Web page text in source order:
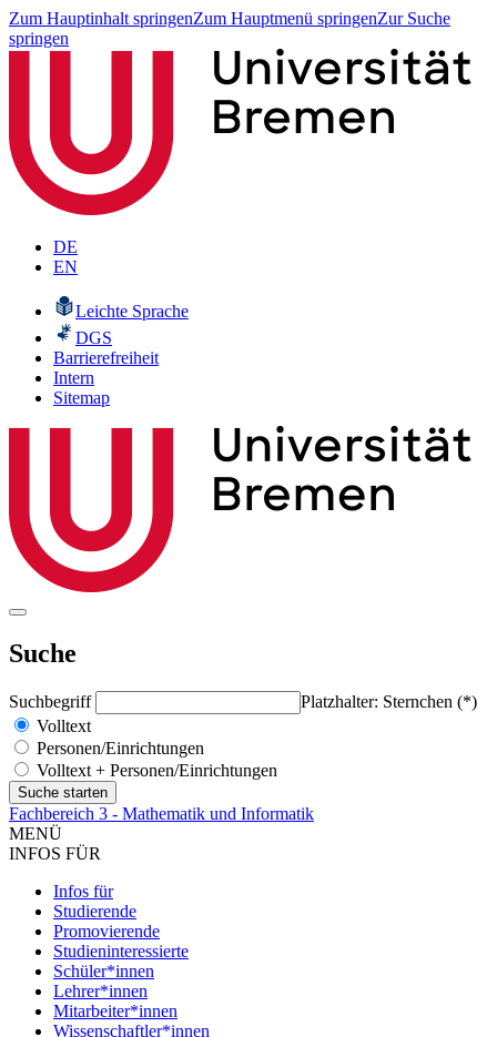
Zum Hauptinhalt springenZum Hauptmenü springenZur Suche
springen
DE
EN
Leichte Sprache
DGS
Barrierefreiheit
Intern
Sitemap
Suche
Suchbegriff
Platzhalter: Sternchen (*)
Volltext
Personen/Einrichtungen
Volltext + Personen/Einrichtungen
Fachbereich 3 - Mathematik und Informatik
MENÜ
INFOS FÜR
Infos für
Studierende
Promovierende
Studieninteressierte
Schüler*innen
Lehrer*innen
Mitarbeiter*innen
Wissenschaftler*innen